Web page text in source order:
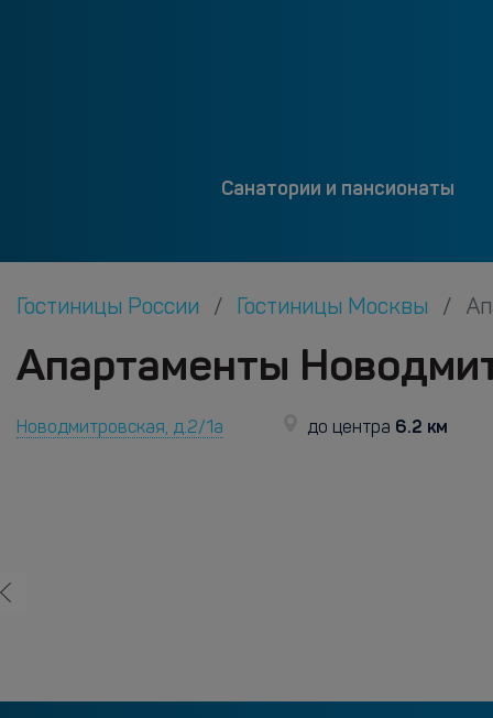
Санатории и пансионаты
Гостиницы России Гостиницы Москвы
Апартаменты
Новодмитровская, д.2/1а до центра 6.2 км